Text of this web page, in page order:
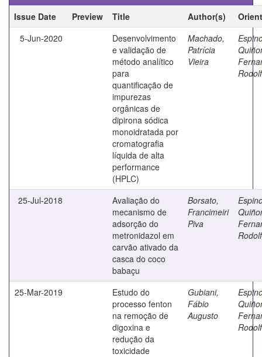
Issue Date
Preview Title Author(s)
5-Jun-2020
Desenvolvimento
e validação de
método analítico
para
quantificação de
impurezas
orgânicas de
dipirona sódica
monoidratada por
cromatografia
líquida de alta
performance
(HPLC)
Machado,
Patrícia
Vieira
25-Jul-2018
Avaliação do
mecanismo de
adsorção do
metronidazol em
carvão ativado da
casca do coco
babaçu
Borsato,
Francimeiri
Piva
25-Mar-2019
Estudo do
processo fenton
na remoção de
digoxina e
redução da
toxicidade
Gubiani,
Fábio
Augusto